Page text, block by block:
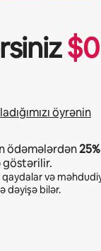
$0
öyrənin
ödəmələrdən25%
göstərilir.
və
dəyişə bilər.